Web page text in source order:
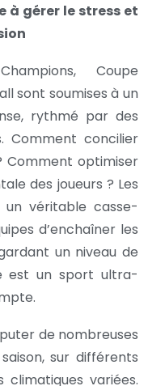
à gérer le stress et
Coupe
sont soumises à un
rythmé par des
Comment concilier
optimiser
des joueurs ? Les
véritable casse-
d’enchaîner les
un niveau de
est un sport ultra-
de nombreuses
sur différents
variées.